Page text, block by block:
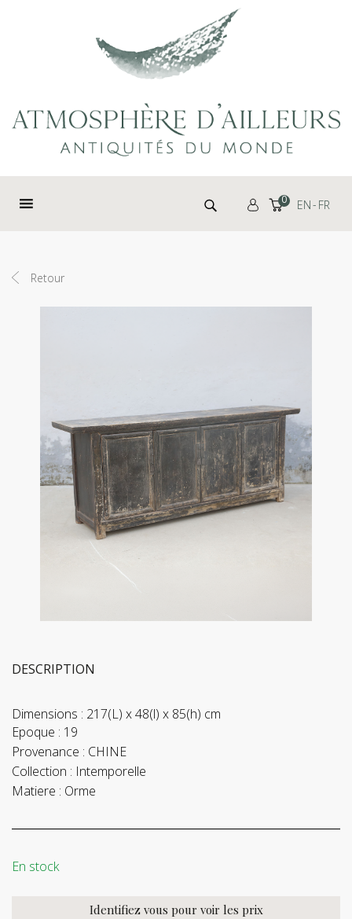
Rechercher : 0 EN FR
Retour
DESCRIPTION
Dimensions : 217(L) x 48(l) x 85(h) cm
Epoque : 19
Provenance : CHINE
Collection : Intemporelle
Matiere : Orme
En stock
Identifiez vous pour voir les prix